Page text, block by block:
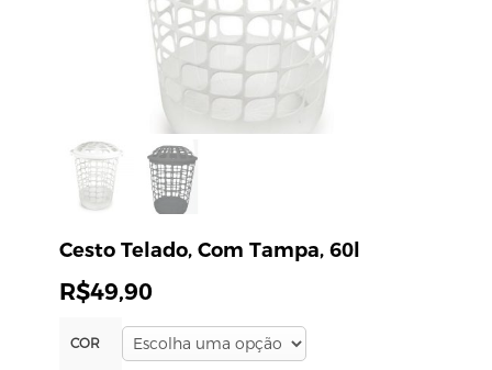
Cesto Telado, Com Tampa, 60l
R$49,90
COR